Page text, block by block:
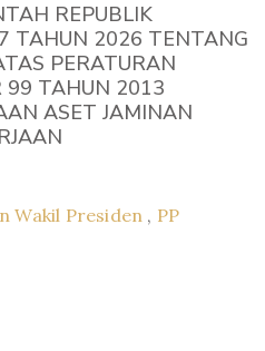
REPUBLIK
TAHUN 2026 TENTANG
PERATURAN
99 TAHUN 2013
ASET JAMINAN
Wakil Presiden , PP